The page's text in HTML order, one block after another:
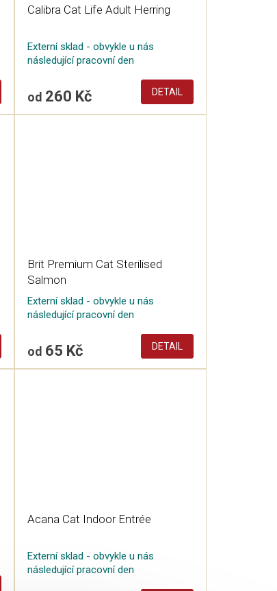
Calibra Cat Life Adult Herring
Externí sklad - obvykle u nás
následující pracovní den
od260 Kč DETAIL
Brit Premium Cat Sterilised
Salmon
Externí sklad - obvykle u nás
následující pracovní den
od65 Kč DETAIL
Acana Cat Indoor Entrée
Externí sklad - obvykle u nás
následující pracovní den